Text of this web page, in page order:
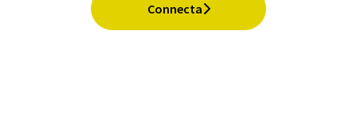
Connecta